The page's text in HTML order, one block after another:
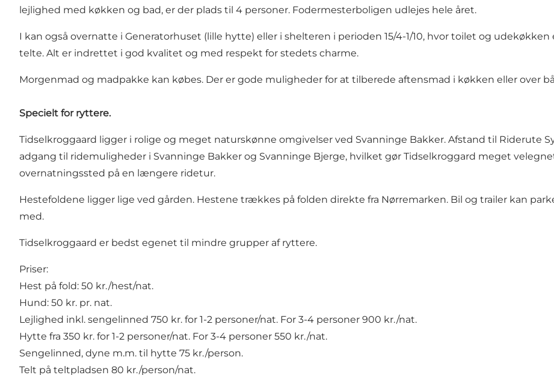
lejlighed med køkken og bad, er der plads til 4 personer. Fodermesterboligen udlejes hele året.
I kan også overnatte i Generatorhuset (lille hytte) eller i shelteren i perioden 15/4-1/10, hvor toilet og
telte. Alt er indrettet i god kvalitet og med respekt for stedets charme.
Morgenmad og madpakke kan købes. Der er gode muligheder for at tilberede aftensmad i køkken eller over
Specielt for ryttere.
Tidselkroggaard ligger i rolige og meget naturskønne omgivelser ved Svanninge Bakker. Afstand til Riderute
adgang til ridemuligheder i Svanninge Bakker og Svanninge Bjerge, hvilket gør Tidselkroggard meget
overnatningssted på en længere ridetur.
Hestefoldene ligger lige ved gården. Hestene trækkes på folden direkte fra Nørremarken. Bil og trailer kan
med.
Tidselkroggaard er bedst egenet til mindre grupper af ryttere.
Priser:
Hest på fold: 50 kr./hest/nat.
Hund: 50 kr. pr. nat.
Lejlighed inkl. sengelinned 750 kr. for 1-2 personer/nat. For 3-4 personer 900 kr./nat.
Hytte fra 350 kr. for 1-2 personer/nat. For 3-4 personer 550 kr./nat.
Sengelinned, dyne m.m. til hytte 75 kr./person.
Telt på teltpladsen 80 kr./person/nat.